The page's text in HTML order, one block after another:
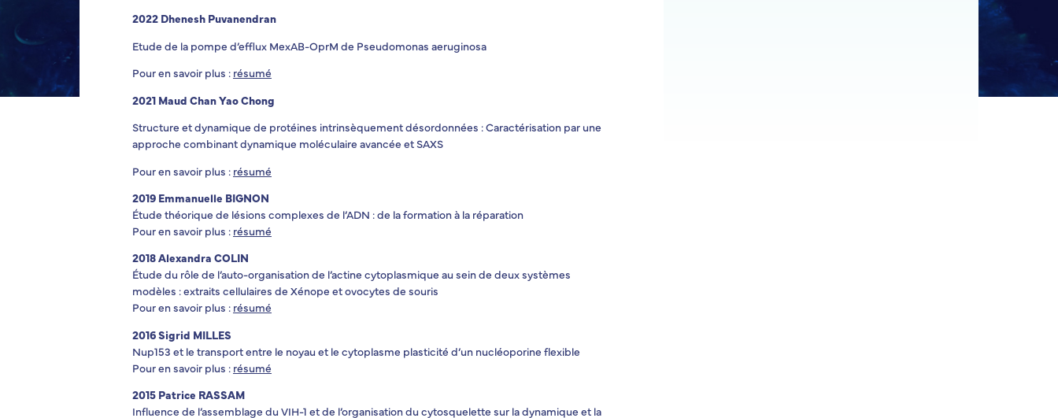
2022 Dhenesh Puvanendran
Etude de la pompe d’efflux MexAB-OprM de Pseudomonas aeruginosa
Pour en savoir plus : résumé
2021 Maud Chan Yao Chong
Structure et dynamique de protéines intrinsèquement désordonnées : Caractérisation par une
approche combinant dynamique moléculaire avancée et SAXS
Pour en savoir plus : résumé
2019 Emmanuelle BIGNON
Étude théorique de lésions complexes de l’ADN : de la formation à la réparation
Pour en savoir plus : résumé
2018 Alexandra COLIN
Étude du rôle de l’auto-organisation de l’actine cytoplasmique au sein de deux systèmes
modèles : extraits cellulaires de Xénope et ovocytes de souris
Pour en savoir plus : résumé
2016 Sigrid MILLES
Nup153 et le transport entre le noyau et le cytoplasme plasticité d’un nucléoporine flexible
Pour en savoir plus : résumé
2015 Patrice RASSAM
Influence de l’assemblage du VIH-1 et de l’organisation du cytosquelette sur la dynamique et la